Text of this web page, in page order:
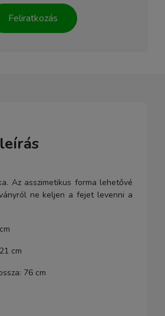
Feliratkozás
Az asszimetikus forma lehetővé
ne keljen a fejet levenni a
cm
76 cm